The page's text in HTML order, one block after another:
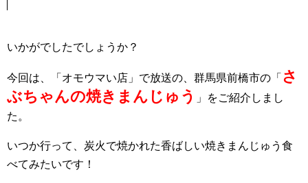
いかがでしたでしょうか？
今回は、「オモウマい店」で放送の、群馬県前橋市の「 さ
ぶちゃんの焼きまんじゅう
」をご紹介しまし
た。
いつか行って、炭火で焼かれた香ばしい焼きまんじゅう食
べてみたいです！